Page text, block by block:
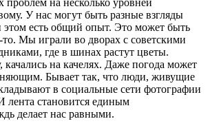
У нас могут быть разные взгляды
этом есть общий опыт. Это может быть
то. Мы играли во дворах с советскими
где в шинах растут цветы.
на качелях. Даже погода может
Бывает так, что люди, живущие
в социальные сети фотографии
лента становится единым
делает нас равными.